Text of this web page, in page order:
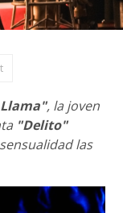
, la joven
"Delito"
las